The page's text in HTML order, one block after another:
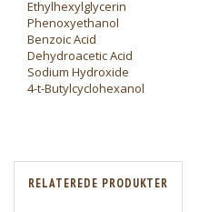
Ethylhexylglycerin
Phenoxyethanol
Benzoic Acid
Dehydroacetic Acid
Sodium Hydroxide
4-t-Butylcyclohexanol
RELATEREDE PRODUKTER